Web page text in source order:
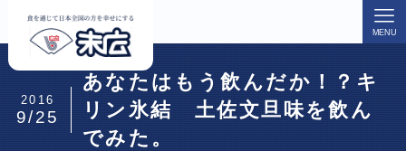
MENU
あなたはもう飲んだか！？キ
リン氷結 土佐文旦味を飲ん
でみた。
2016
9/25